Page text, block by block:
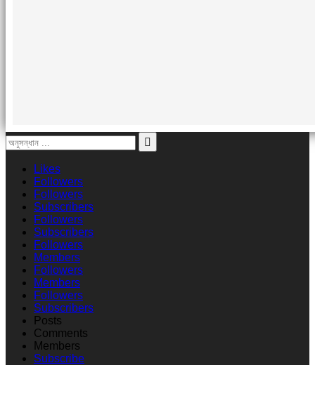
Likes
Followers
Followers
Subscribers
Followers
Subscribers
Followers
Members
Followers
Members
Followers
Subscribers
Posts
Comments
Members
Subscribe